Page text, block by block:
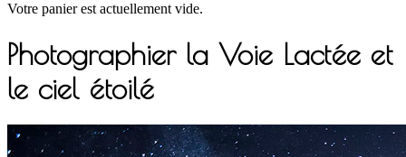
Votre panier est actuellement vide.
Photographier la Voie Lactée et
le ciel étoilé